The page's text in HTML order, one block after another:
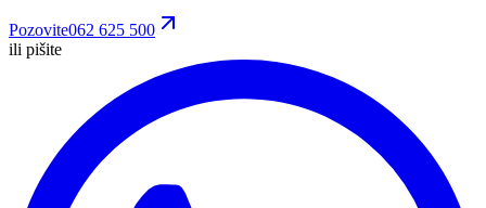
Pozovite062 625 500
ili pišite